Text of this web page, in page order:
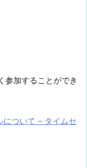
参加することができ
について – タイムセ